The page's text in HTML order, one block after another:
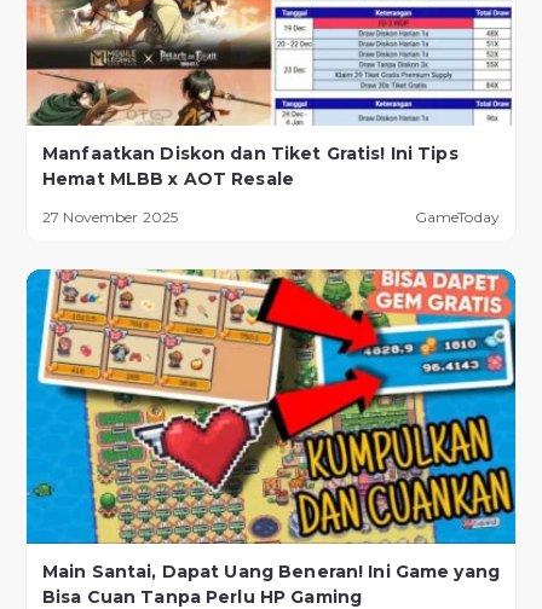
Manfaatkan Diskon dan Tiket Gratis! Ini Tips
Hemat MLBB x AOT Resale
27 November 2025 GameToday
Main Santai, Dapat Uang Beneran! Ini Game yang
Bisa Cuan Tanpa Perlu HP Gaming